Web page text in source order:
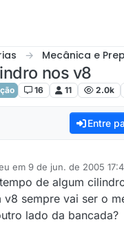
Mecânica e
nos v8
16 11 2.0k
Entre
em 9 de jun. de 2005
por
de algum
v8 sempre vai ser o
lado da bancada?